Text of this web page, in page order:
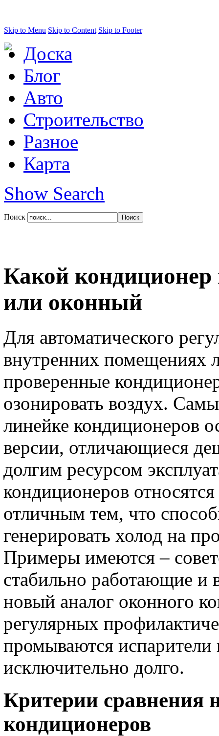
Skip to Menu Skip to Content Skip to Footer
Доска
Блог
Авто
Строительство
Разное
Карта
Show Search
Поиск
Какой
или оконный
Для автоматического
внутренних помещениях
проверенные
озонировать воздух.
линейке кондиционеров
версии, отличающиеся
долгим ресурсом
кондиционеров
отличным тем, что
генерировать холод на
Примеры имеются –
стабильно работающие
новый аналог оконного
регулярных
промываются испарители
исключительно долго.
Критерии сравнения
кондиционеров